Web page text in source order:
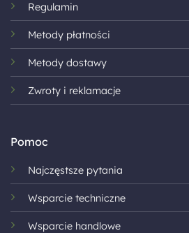
Regulamin
Metody płatności
Metody dostawy
Zwroty i reklamacje
Pomoc
Najczęstsze pytania
Wsparcie techniczne
Wsparcie handlowe